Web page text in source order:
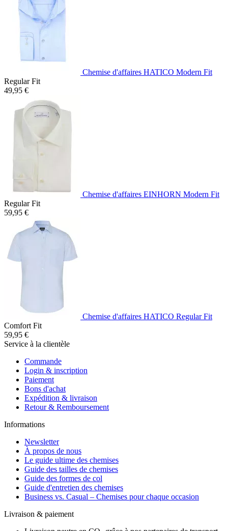
Chemise d'affaires HATICO Modern Fit
Regular Fit
49,95 €
Chemise d'affaires EINHORN Modern Fit
Regular Fit
59,95 €
Chemise d'affaires HATICO Regular Fit
Comfort Fit
59,95 €
Service à la clientèle
Commande
Login & inscription
Paiement
Bons d'achat
Expédition & livraison
Retour & Remboursement
Informations
Newsletter
À propos de nous
Le guide ultime des chemises
Guide des tailles de chemises
Guide des formes de col
Guide d'entretien des chemises
Business vs. Casual – Chemises pour chaque occasion
Livraison & paiement